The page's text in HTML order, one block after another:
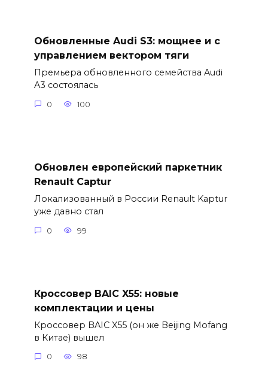
Обновленные Audi S3: мощнее и с
управлением вектором тяги
Премьера обновленного семейства Audi
A3 состоялась
0 100
Обновлен европейский паркетник
Renault Captur
Локализованный в России Renault Kaptur
уже давно стал
0 99
Кроссовер BAIC X55: новые
комплектации и цены
Кроссовер BAIC X55 (он же Beijing Mofang
в Китае) вышел
0 98